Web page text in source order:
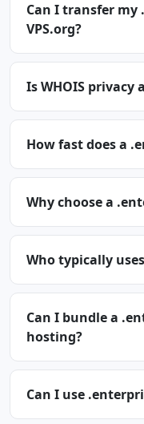
Can I transfer
VPS.org?
Is WHOIS privacy
How fast does a
Why choose a
Who typically
Can I bundle a
hosting?
Can I use